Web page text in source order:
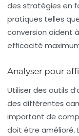
des stratégies en
pratiques telles
conversion aident
efficacité
Analyser pour
Utiliser des outils
des différentes
important de
doit être amélioré.